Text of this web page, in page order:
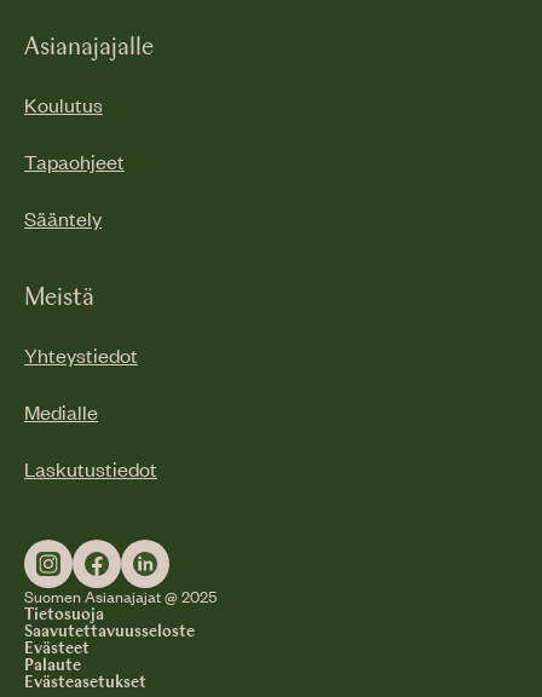
Asianajajalle
Koulutus
Tapaohjeet
Sääntely
Meistä
Yhteystiedot
Medialle
Laskutustiedot
Suomen Asianajajat @ 2025
Tietosuoja
Saavutettavuusseloste
Evästeet
Palaute
Evästeasetukset